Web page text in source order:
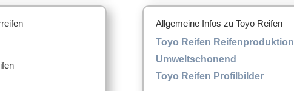
Allgemeine Infos zu Toyo Reifen
Toyo Reifen Reifenproduktion
Umweltschonend
Toyo Reifen Profilbilder